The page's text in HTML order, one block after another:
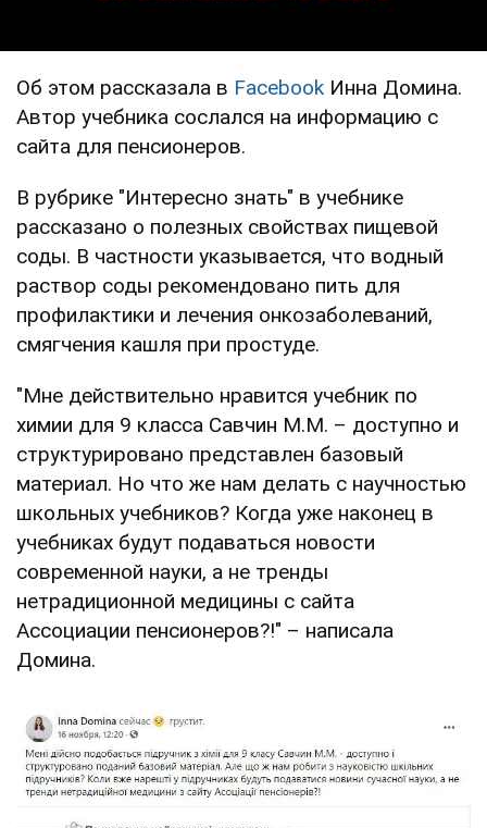
Об этом рассказала в Facebook Инна Домина.
Автор учебника сослался на информацию с
сайта для пенсионеров.
В рубрике "Интересно знать" в учебнике
рассказано о полезных свойствах пищевой
соды. В частности указывается, что водный
раствор соды рекомендовано пить для
профилактики и лечения онкозаболеваний,
смягчения кашля при простуде.
"Мне действительно нравится учебник по
химии для 9 класса Савчин М.М. – доступно и
структурировано представлен базовый
материал. Но что же нам делать с научностью
школьных учебников? Когда уже наконец в
учебниках будут подаваться новости
современной науки, а не тренды
нетрадиционной медицины с сайта
Ассоциации пенсионеров?!" – написала
Домина.